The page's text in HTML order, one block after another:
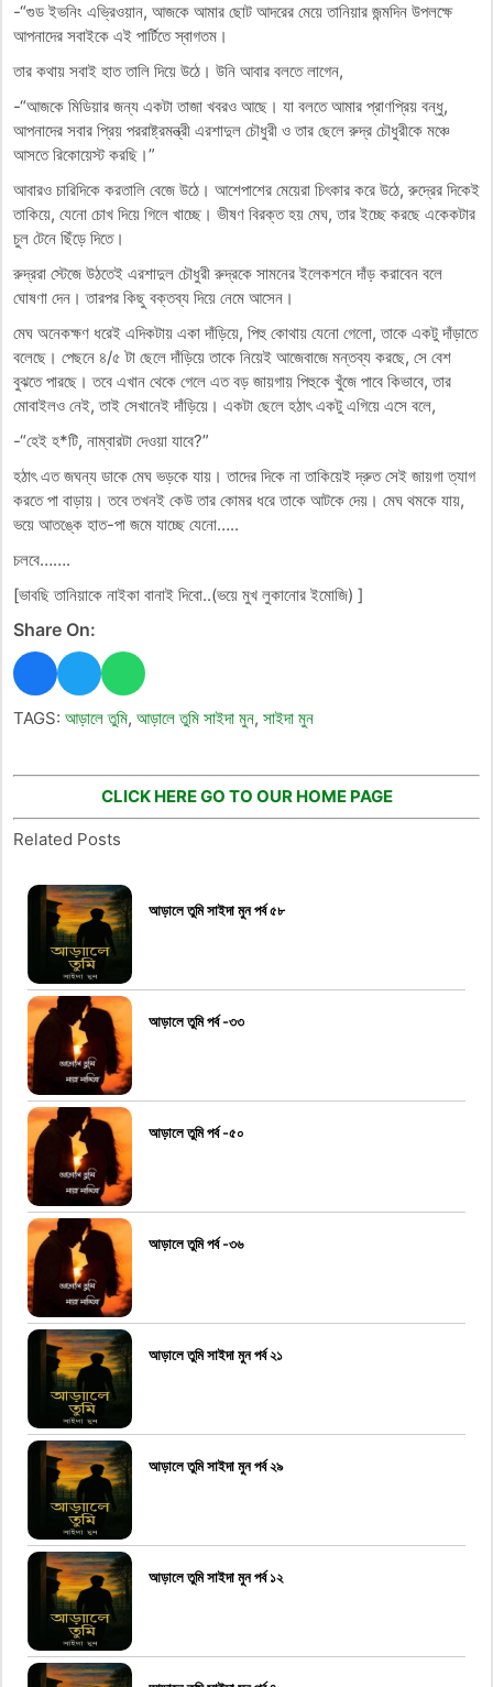
-“গুড ইভনিং এভ্রিওয়ান, আজকে আমার ছোট আদরের মেয়ে তানিয়ার জন্মদিন উপলক্ষে
আপনাদের সবাইকে এই পার্টিতে স্বাগতম।
তার কথায় সবাই হাত তালি দিয়ে উঠে। উনি আবার বলতে লাগেন,
-“আজকে মিডিয়ার জন্য একটা তাজা খবরও আছে। যা বলতে আমার প্রাণপ্রিয় বন্ধু,
আপনাদের সবার প্রিয় পররাষ্ট্রমন্ত্রী এরশাদুল চৌধুরী ও তার ছেলে রুদ্র চৌধুরীকে মঞ্চে
আসতে রিকোয়েস্ট করছি।”
আবারও চারিদিকে করতালি বেজে উঠে। আশেপাশের মেয়েরা চিৎকার করে উঠে, রুদ্রের দিকেই
তাকিয়ে, যেনো চোখ দিয়ে গিলে খাচ্ছে। ভীষণ বিরক্ত হয় মেঘ, তার ইচ্ছে করছে একেকটার
চুল টেনে ছিঁড়ে দিতে।
রুদ্ররা স্টেজে উঠতেই এরশাদুল চৌধুরী রুদ্রকে সামনের ইলেকশনে দাঁড় করাবেন বলে
ঘোষণা দেন। তারপর কিছু বক্তব্য দিয়ে নেমে আসেন।
মেঘ অনেকক্ষণ ধরেই এদিকটায় একা দাঁড়িয়ে, পিহু কোথায় যেনো গেলো, তাকে একটু দাঁড়াতে
বলেছে। পেছনে ৪/৫ টা ছেলে দাঁড়িয়ে তাকে নিয়েই আজেবাজে মন্তব্য করছে, সে বেশ
বুঝতে পারছে। তবে এখান থেকে গেলে এত বড় জায়গায় পিহুকে খুঁজে পাবে কিভাবে, তার
মোবাইলও নেই, তাই সেখানেই দাঁড়িয়ে। একটা ছেলে হঠাৎ একটু এগিয়ে এসে বলে,
-“হেই হ*টি, নাম্বারটা দেওয়া যাবে?”
হঠাৎ এত জঘন্য ডাকে মেঘ ভড়কে যায়। তাদের দিকে না তাকিয়েই দ্রুত সেই জায়গা ত্যাগ
করতে পা বাড়ায়। তবে তখনই কেউ তার কোমর ধরে তাকে আটকে দেয়। মেঘ থমকে যায়,
ভয়ে আতঙ্কে হাত-পা জমে যাচ্ছে যেনো…..
চলবে…….
[ভাবছি তানিয়াকে নাইকা বানাই দিবো..(ভয়ে মুখ লুকানোর ইমোজি) ]
Share On:
TAGS: আড়ালে তুমি, আড়ালে তুমি সাইদা মুন, সাইদা মুন
CLICK HERE GO TO OUR HOME PAGE
Related Posts
আড়ালে তুমি সাইদা মুন পর্ব ৫৮
আড়ালে তুমি পর্ব -৩৩
আড়ালে তুমি পর্ব -৫০
আড়ালে তুমি পর্ব -৩৬
আড়ালে তুমি সাইদা মুন পর্ব ২১
আড়ালে তুমি সাইদা মুন পর্ব ২৯
আড়ালে তুমি সাইদা মুন পর্ব ১২